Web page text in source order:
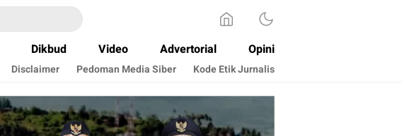
Dikbud Video Advertorial Opini
Disclaimer Pedoman Media Siber Kode Etik Jurnalis